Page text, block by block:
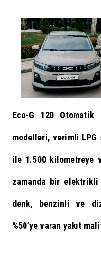
Eco-G 120 Otomatik
modelleri, verimli
ile 1.500 kilometreye
zamanda bir elektrikli
denk, benzinli ve
%50’ye varan yakıt